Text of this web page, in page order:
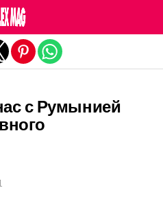
с Румынией
version